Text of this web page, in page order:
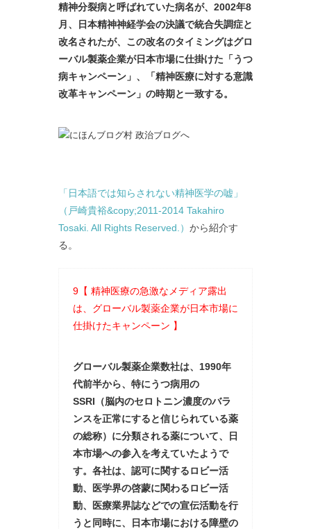
精神分裂病と呼ばれていた病名が、2002年8
月、日本精神神経学会の決議で統合失調症と
改名されたが、この改名のタイミングはグロ
ーバル製薬企業が日本市場に仕掛けた「うつ
病キャンペーン」、「精神医療に対する意識
改革キャンペーン」の時期と一致する。
「日本語では知らされない精神医学の嘘」
（戸崎貴裕&copy;2011-2014 Takahiro
Tosaki. All Rights Reserved.） から紹介す
る。
9【 精神医療の急激なメディア露出
は、グローバル製薬企業が日本市場に
仕掛けたキャンペーン 】
グローバル製薬企業数社は、1990年
代前半から、特にうつ病用の
SSRI（脳内のセロトニン濃度のバラ
ンスを正常にすると信じられている薬
の総称）に分類される薬について、日
本市場への参入を考えていたようで
す。各社は、認可に関するロビー活
動、医学界の啓蒙に関わるロビー活
動、医療業界誌などでの宣伝活動を行
うと同時に、日本市場における障壁の